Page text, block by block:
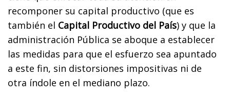
recomponer su capital productivo (que es
también el Capital Productivo del País) y que la
administración Pública se aboque a establecer
las medidas para que el esfuerzo sea apuntado
a este fin, sin distorsiones impositivas ni de
otra índole en el mediano plazo.